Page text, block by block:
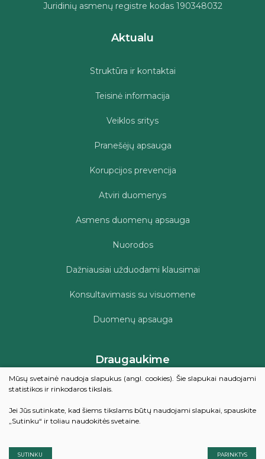
Juridinių asmenų registre kodas 190348032
Aktualu
Struktūra ir kontaktai
Teisinė informacija
Veiklos sritys
Pranešėjų apsauga
Korupcijos prevencija
Atviri duomenys
Asmens duomenų apsauga
Nuorodos
Dažniausiai užduodami klausimai
Konsultavimasis su visuomene
Duomenų apsauga
Draugaukime
bibliotekos teikiamų paslaugų kokybę
Mūsų svetainė naudoja slapukus (angl. cookies). Šie slapukai naudojami
statistikos ir rinkodaros tikslais.
Jei Jūs sutinkate, kad šiems tikslams būtų naudojami slapukai, spauskite
„Sutinku“ ir toliau naudokitės svetaine.
SUTINKU PARINKTYS